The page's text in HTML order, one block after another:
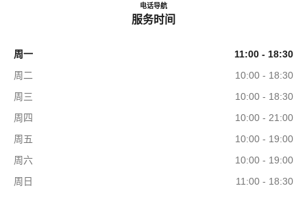
电话641690942
导航CHANEL Fragrance and Beauty
服务时间
周一
11:00 - 18:30
周二
10:00 - 18:30
周三
10:00 - 18:30
周四
10:00 - 21:00
周五
10:00 - 19:00
周六
10:00 - 19:00
周日
11:00 - 18:30